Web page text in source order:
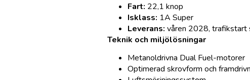
Fart: 22,1 knop
Isklass: 1A Super
Leverans: våren 2028, trafikstart
Teknik och miljölösningar
Metanoldrivna Dual Fuel-motorer
Optimerad skrovform och